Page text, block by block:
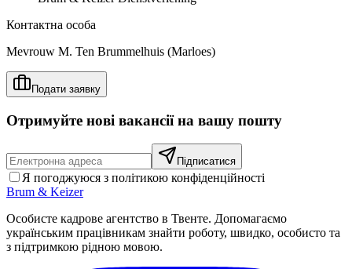
Контактна особа
Mevrouw M. Ten Brummelhuis (Marloes)
Подати заявку
Отримуйте нові вакансії на вашу пошту
Підписатися
Я погоджуюся з політикою конфіденційності
Brum & Keizer
Особисте кадрове агентство в Твенте. Допомагаємо
українським працівникам знайти роботу, швидко, особисто та
з підтримкою рідною мовою.